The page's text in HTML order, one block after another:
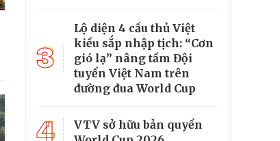
3
Lộ diện 4 cầu thủ Việt
kiều sắp nhập tịch: “Cơn
gió lạ” nâng tầm Đội
tuyển Việt Nam trên
đường đua World Cup
4
VTV sở hữu bản quyền